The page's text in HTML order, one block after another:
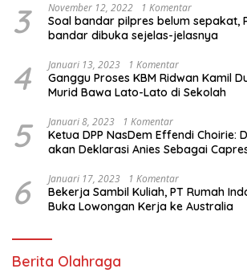
3 November 12, 2022 1 Komentar
Soal bandar pilpres belum sepakat,
bandar dibuka sejelas-jelasnya
4 Januari 13, 2023 1 Komentar
Ganggu Proses KBM Ridwan Kamil
Murid Bawa Lato-Lato di Sekolah
5 Januari 8, 2023 1 Komentar
Ketua DPP NasDem Effendi Choirie:
akan Deklarasi Anies Sebagai
6 Januari 17, 2023 1 Komentar
Bekerja Sambil Kuliah, PT Rumah
Buka Lowongan Kerja ke Australia
Berita Olahraga